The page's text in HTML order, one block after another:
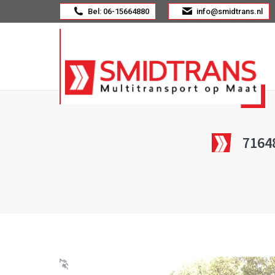
Bel: 06-15664880 info@smidtrans.nl